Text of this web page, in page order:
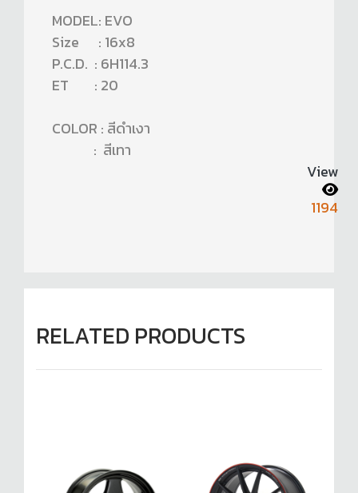
MODEL: EVO
Size : 16x8
P.C.D. : 6H114.3
ET : 20
COLOR : สีดำเงา
: สีเทา
View
1194
RELATED PRODUCTS